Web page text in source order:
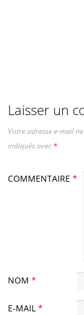
Laisser un
Votre adresse e-mail
indiqués avec*
COMMENTAIRE*
NOM*
E-MAIL*